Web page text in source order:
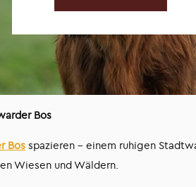
Bos
Bos spazieren – einem ruhigen
Wiesen und Wäldern.